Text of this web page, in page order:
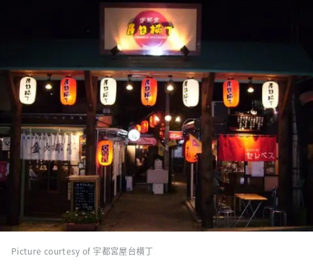
Picture courtesy of 宇都宮屋台横丁